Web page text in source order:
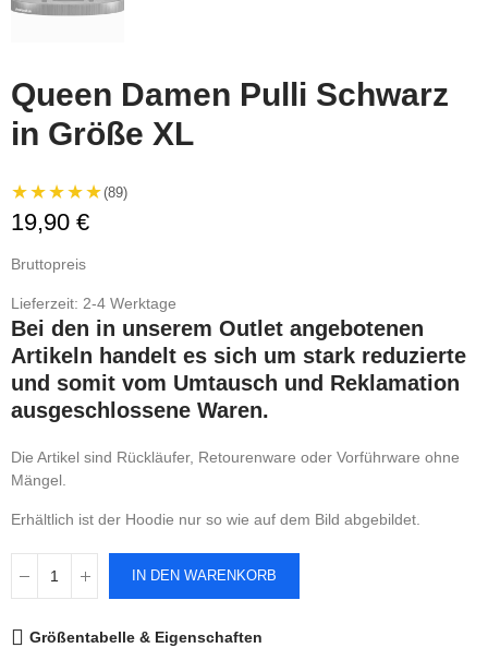
Queen Damen Pulli Schwarz
in Größe XL
★★★★★(89)
19,90 €
Bruttopreis
Lieferzeit: 2-4 Werktage
Bei den in unserem Outlet angebotenen
Artikeln handelt es sich um stark reduzierte
und somit vom Umtausch und Reklamation
ausgeschlossene Waren.
Die Artikel sind Rückläufer, Retourenware oder Vorführware ohne
Mängel.
Erhältlich ist der Hoodie nur so wie auf dem Bild abgebildet.
IN DEN WARENKORB
Größentabelle & Eigenschaften